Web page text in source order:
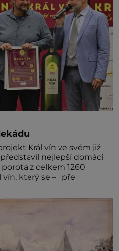
Král vín ve svém již
nejlepší domácí
z celkem 1260
od 157 vinařů. Král vín, který se – i pře